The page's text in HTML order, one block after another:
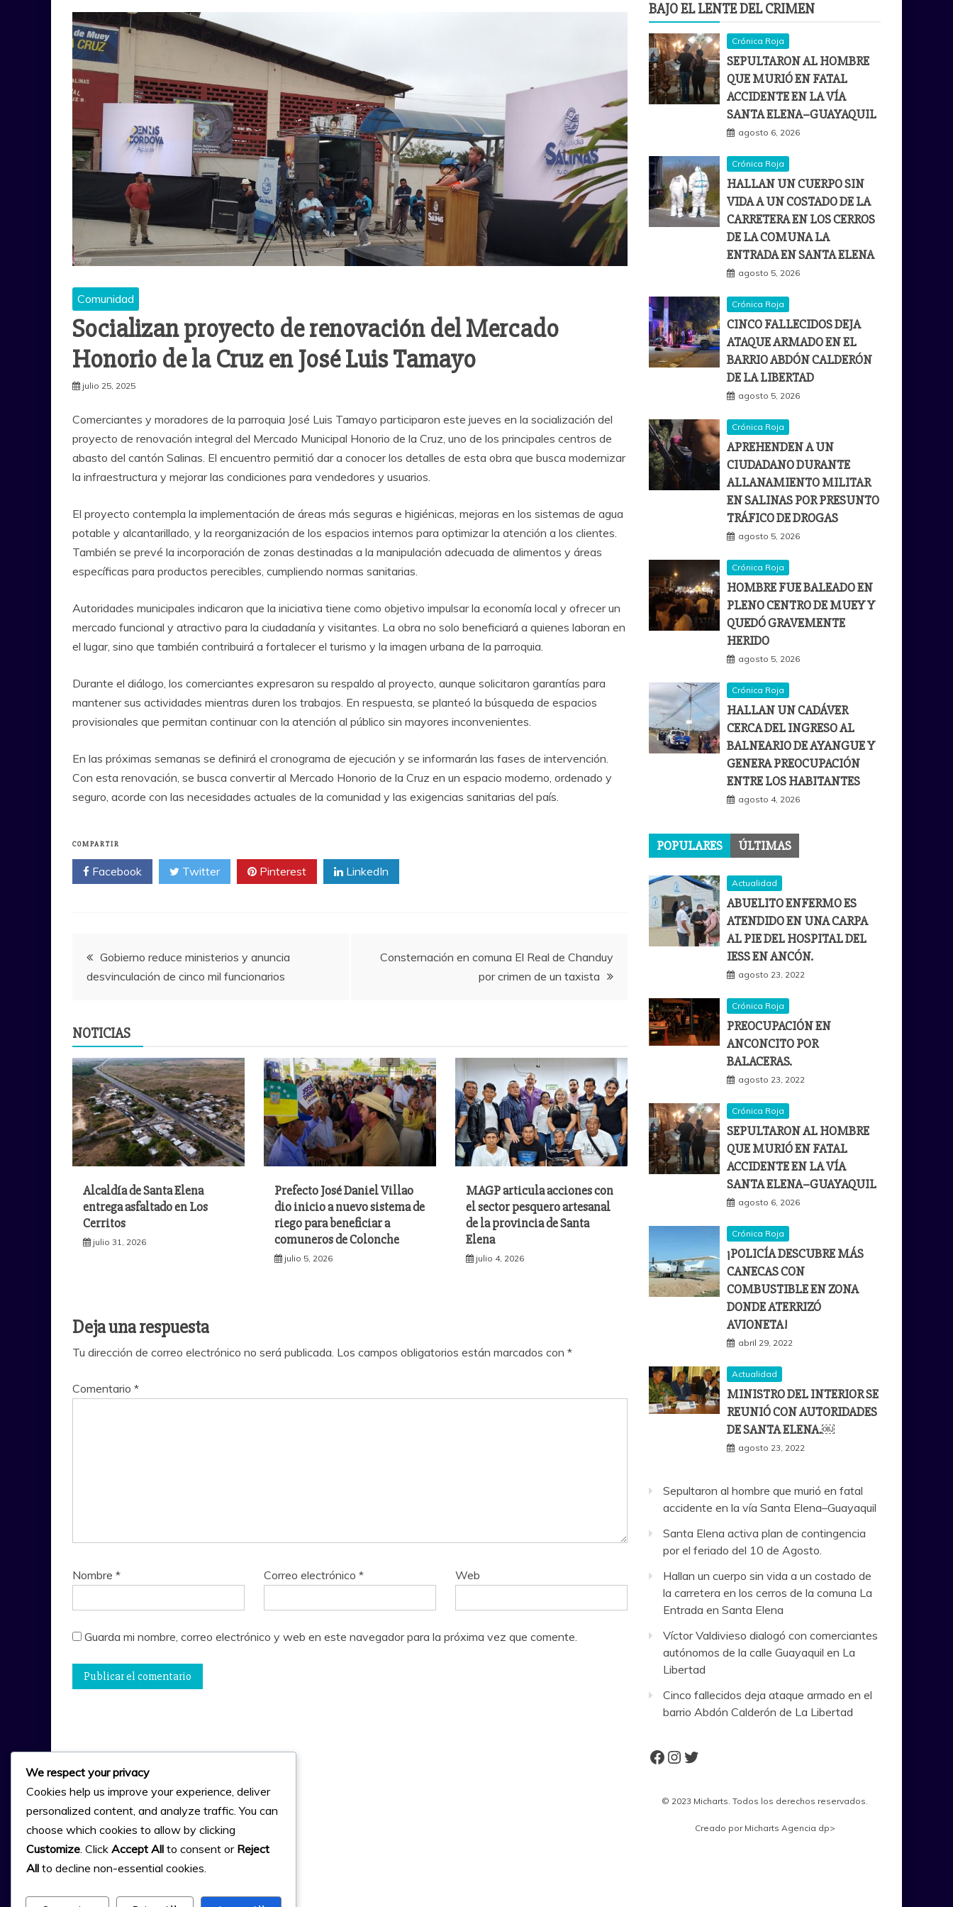
Comunidad
Socializan proyecto de renovación del Mercado
Honorio de la Cruz en José Luis Tamayo
julio 25, 2025
Comerciantes y moradores de la parroquia José Luis Tamayo participaron este jueves en la socialización del
proyecto de renovación integral del Mercado Municipal Honorio de la Cruz, uno de los principales centros de
abasto del cantón Salinas. El encuentro permitió dar a conocer los detalles de esta obra que busca modernizar
la infraestructura y mejorar las condiciones para vendedores y usuarios.
El proyecto contempla la implementación de áreas más seguras e higiénicas, mejoras en los sistemas de agua
potable y alcantarillado, y la reorganización de los espacios internos para optimizar la atención a los clientes.
También se prevé la incorporación de zonas destinadas a la manipulación adecuada de alimentos y áreas
específicas para productos perecibles, cumpliendo normas sanitarias.
Autoridades municipales indicaron que la iniciativa tiene como objetivo impulsar la economía local y ofrecer un
mercado funcional y atractivo para la ciudadanía y visitantes. La obra no solo beneficiará a quienes laboran en
el lugar, sino que también contribuirá a fortalecer el turismo y la imagen urbana de la parroquia.
Durante el diálogo, los comerciantes expresaron su respaldo al proyecto, aunque solicitaron garantías para
mantener sus actividades mientras duren los trabajos. En respuesta, se planteó la búsqueda de espacios
provisionales que permitan continuar con la atención al público sin mayores inconvenientes.
En las próximas semanas se definirá el cronograma de ejecución y se informarán las fases de intervención.
Con esta renovación, se busca convertir al Mercado Honorio de la Cruz en un espacio moderno, ordenado y
seguro, acorde con las necesidades actuales de la comunidad y las exigencias sanitarias del país.
COMPARTIR
Facebook Twitter Pinterest LinkedIn
Navegación
entradas
Gobierno reduce ministerios y anuncia
desvinculación de cinco mil funcionarios
Consternación en comuna El Real de Chanduy
por crimen de un taxista
NOTICIAS
Alcaldía de Santa Elena
entrega asfaltado en Los
Cerritos
julio 31, 2026
Prefecto José Daniel Villao
dio inicio a nuevo sistema de
riego para beneficiar a
comuneros de Colonche
julio 5, 2026
MAGP articula acciones con
el sector pesquero artesanal
de la provincia de Santa
Elena
julio 4, 2026
Deja una respuesta
Tu dirección de correo electrónico no será publicada. Los campos obligatorios están marcados con *
Comentario *
Nombre * Correo electrónico* Web
Guarda mi nombre, correo electrónico y web en este navegador para la próxima vez que comente.
BAJO EL LENTE DEL CRIMEN
Crónica Roja
SEPULTARON AL HOMBRE
QUE MURIÓ EN FATAL
ACCIDENTE EN LA VÍA
SANTA ELENA–GUAYAQUIL
agosto 6, 2026
Crónica Roja
HALLAN UN CUERPO SIN
VIDA A UN COSTADO DE LA
CARRETERA EN LOS CERROS
DE LA COMUNA LA
ENTRADA EN SANTA ELENA
agosto 5, 2026
Crónica Roja
CINCO FALLECIDOS DEJA
ATAQUE ARMADO EN EL
BARRIO ABDÓN CALDERÓN
DE LA LIBERTAD
agosto 5, 2026
Crónica Roja
APREHENDEN A UN
CIUDADANO DURANTE
ALLANAMIENTO MILITAR
EN SALINAS POR PRESUNTO
TRÁFICO DE DROGAS
agosto 5, 2026
Crónica Roja
HOMBRE FUE BALEADO EN
PLENO CENTRO DE MUEY Y
QUEDÓ GRAVEMENTE
HERIDO
agosto 5, 2026
Crónica Roja
HALLAN UN CADÁVER
CERCA DEL INGRESO AL
BALNEARIO DE AYANGUE Y
GENERA PREOCUPACIÓN
ENTRE LOS HABITANTES
agosto 4, 2026
POPULARES ÚLTIMAS
Actualidad
ABUELITO ENFERMO ES
ATENDIDO EN UNA CARPA
AL PIE DEL HOSPITAL DEL
IESS EN ANCÓN.
agosto 23, 2022
Crónica Roja
PREOCUPACIÓN EN
ANCONCITO POR
BALACERAS.
agosto 23, 2022
Crónica Roja
SEPULTARON AL HOMBRE
QUE MURIÓ EN FATAL
ACCIDENTE EN LA VÍA
SANTA ELENA–GUAYAQUIL
agosto 6, 2026
Crónica Roja
¡POLICÍA DESCUBRE MÁS
CANECAS CON
COMBUSTIBLE EN ZONA
DONDE ATERRIZÓ
AVIONETA!
abril 29, 2022
Actualidad
MINISTRO DEL INTERIOR SE
REUNIÓ CON AUTORIDADES
DE SANTA ELENA.￼
agosto 23, 2022
Sepultaron al hombre que murió en fatal
accidente en la vía Santa Elena–Guayaquil
Santa Elena activa plan de contingencia
por el feriado del 10 de Agosto.
Hallan un cuerpo sin vida a un costado de
la carretera en los cerros de la comuna La
Entrada en Santa Elena
Víctor Valdivieso dialogó con comerciantes
autónomos de la calle Guayaquil en La
Libertad
Cinco fallecidos deja ataque armado en el
barrio Abdón Calderón de La Libertad
Facebook
Instagram
Twitter
© 2023 Micharts. Todos los derechos reservados.
Creado por Micharts Agencia dp>
We respect your privacy
Cookies help us improve your experience, deliver
personalized content, and analyze traffic. You can
choose which cookies to allow by clicking
Customize. Click Accept All to consent or Reject
All to decline non-essential cookies.